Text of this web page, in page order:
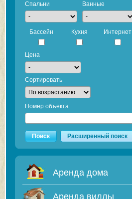
Спальни Ванные
Бассейн Кухня Интернет
Цена
Сортировать
Номер объекта
Поиск Расширенный поиск
Аренда дома
Аренда виллы